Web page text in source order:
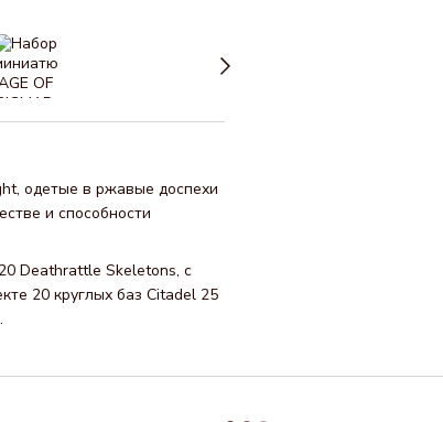
одетые в ржавые доспехи
и способности
Deathrattle Skeletons, с
20 круглых баз Citadel 25